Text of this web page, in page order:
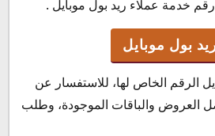
خدمة عملاء ريد بول موبايل .
بول موبايل
الرقم الخاص لها، للاستفسار عن
العروض والباقات الموجودة، وطلب